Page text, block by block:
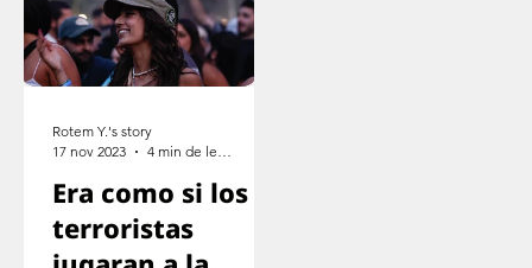
Era como si los
terroristas
Rotem Y.'s story
17 nov 2023
4 min de lectura